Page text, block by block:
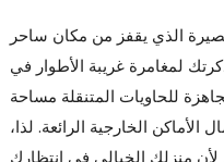
الذي يقفز من مكان ساحر
لمغامرة غريبة الأطوار في
للحاويات المتنقلة مساحة
الخارجية الرائعة. لذا،